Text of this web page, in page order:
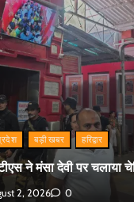
बड़ी खबर हरिद्वार
ने मंसा देवी पर चलाया
2, 2026 0